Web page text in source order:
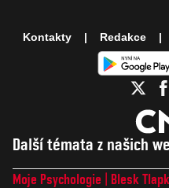
Další témata z našich
Moje Psychologie Blesk
Kontakty Redakce